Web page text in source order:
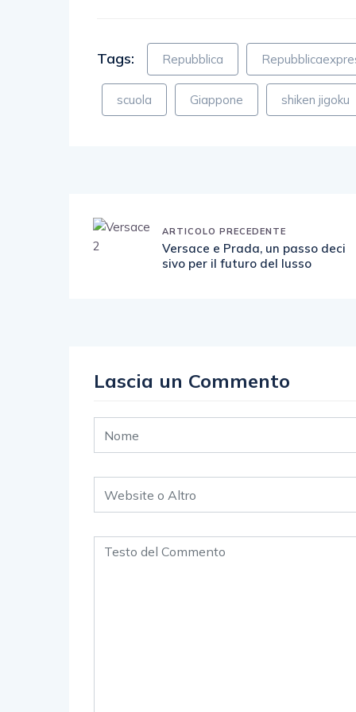
Tags: Repubblica
scuola Giappone shiken jigoku
ARTICOLO PRECEDENTE
Versace e Prada, un passo deci
sivo per il futuro del lusso
Lascia un Commento